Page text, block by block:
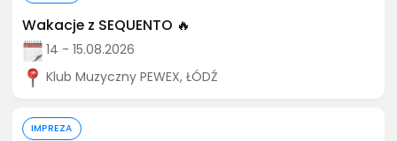
Wakacje z SEQUENTO 🔥
14 - 15.08.2026
Klub Muzyczny PEWEX, ŁÓDŹ
IMPREZA